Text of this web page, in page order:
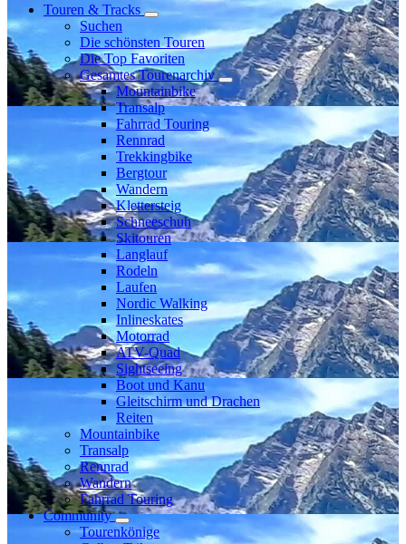
Touren & Tracks
Suchen
Die schönsten Touren
Die Top Favoriten
Gesamtes Tourenarchiv
Mountainbike
Transalp
Fahrrad Touring
Rennrad
Trekkingbike
Bergtour
Wandern
Klettersteig
Schneeschuh
Skitouren
Langlauf
Rodeln
Laufen
Nordic Walking
Inlineskates
Motorrad
ATV-Quad
Sightseeing
Boot und Kanu
Gleitschirm und Drachen
Reiten
Mountainbike
Transalp
Rennrad
Wandern
Fahrrad Touring
Community
Tourenkönige